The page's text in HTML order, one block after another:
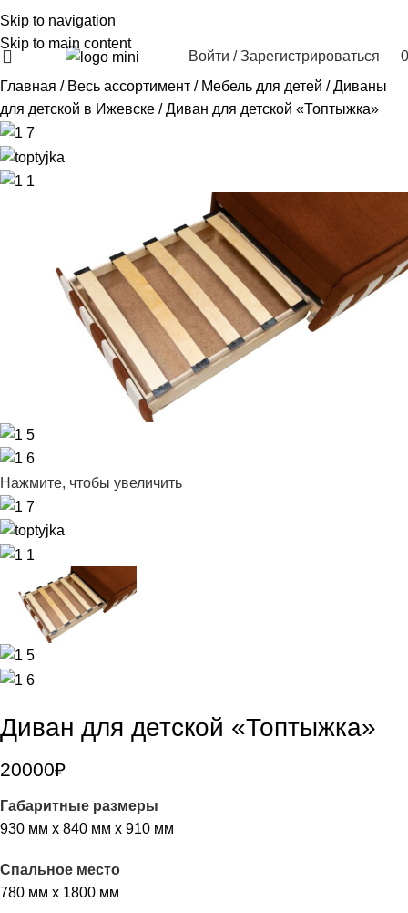
Skip to navigation
Skip to main content
Войти / Зарегистрироваться
0
Главная
Весь ассортимент Мебель для детей
Диваны
для детской в Ижевске
Диван для детской «Топтыжка»
Нажмите, чтобы увеличить
Диван для детской «Топтыжка»
20000₽
Габаритные размеры
930 мм х 840 мм х 910 мм
Спальное место
780 мм х 1800 мм